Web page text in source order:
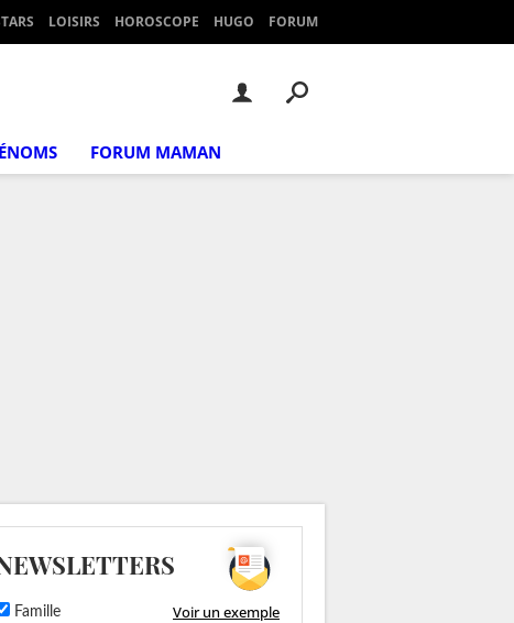
LOISIRS HOROSCOPE HUGO FORUM
FORUM MAMAN
Famille Voir un exemple